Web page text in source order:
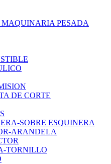
MAQUINARIA PESADA
DE CORTE
SOBRE ESQUINERA
ARANDELA
TORNILLO